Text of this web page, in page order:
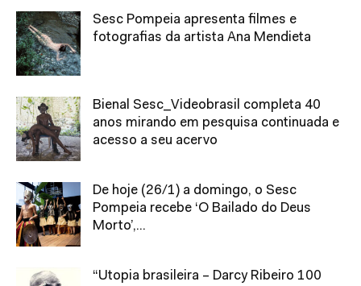
Sesc Pompeia apresenta filmes e
fotografias da artista Ana Mendieta
Bienal Sesc_Videobrasil completa 40
anos mirando em pesquisa continuada e
acesso a seu acervo
De hoje (26/1) a domingo, o Sesc
Pompeia recebe ‘O Bailado do Deus
Morto’,...
“Utopia brasileira – Darcy Ribeiro 100